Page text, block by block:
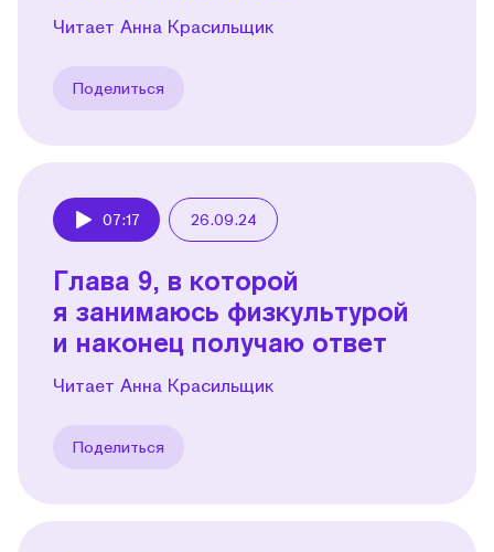
Читает Анна Красильщик
Поделиться
07:17 26.09.24
Глава 9, в которой
я занимаюсь физкультурой
и наконец получаю ответ
Читает Анна Красильщик
Поделиться